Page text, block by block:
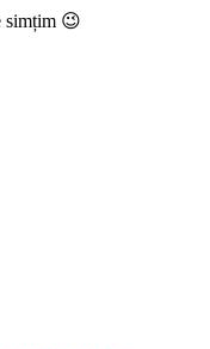
simțim 😉